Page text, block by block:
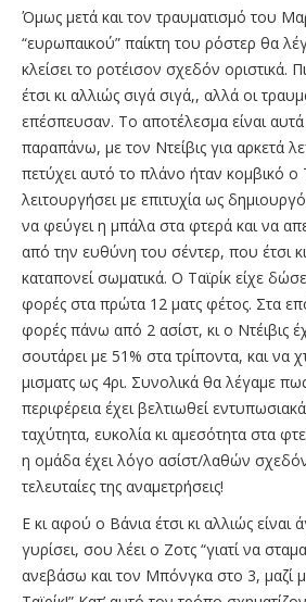
Όμως μετά και τον τραυματισμό του
“ευρωπαικού” παίκτη του ρόστερ θα
κλείσει το ροτέισον σχεδόν οριστικά.
έτσι κι αλλιώς σιγά σιγά,, αλλά οι
επέσπευσαν. Το αποτέλεσμα είναι
παραπάνω, με τον Ντείβις για αρκετά
πετύχει αυτό το πλάνο ήταν κομβικό ο
λειτουργήσει με επιτυχία ως
να φεύγει η μπάλα στα φτερά και να
από την ευθύνη του σέντερ, που έτσι
καταπονεί σωματικά. Ο Ταϊρίκ είχε
φορές στα πρώτα 12 ματς φέτος. Στα
φορές πάνω από 2 ασίστ, κι ο Ντέιβις
σουτάρει με 51% στα τρίποντα, και να
μισματς ως 4ρι. Συνολικά θα λέγαμε
περιφέρεια έχει βελτιωθεί
ταχύτητα, ευκολία κι αμεσότητα στα
η ομάδα έχει λόγο ασίστ/λαθών
τελευταίες της αναμετρήσεις!
Ε κι αφού ο Βάνια έτσι κι αλλιώς
γυρίσει, σου λέει ο Ζοτς “γιατί να
ανεβάσω και τον Μπόνγκα στο 3, μαζί